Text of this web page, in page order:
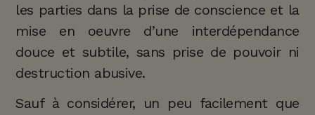
les parties dans la prise de conscience et la
mise en oeuvre d’une interdépendance
douce et subtile, sans prise de pouvoir ni
destruction abusive.
Sauf à considérer, un peu facilement que